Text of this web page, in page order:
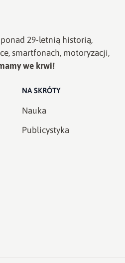
29-letnią historią,
smartfonach, motoryzacji,
we krwi!
NA SKRÓTY
Nauka
Publicystyka